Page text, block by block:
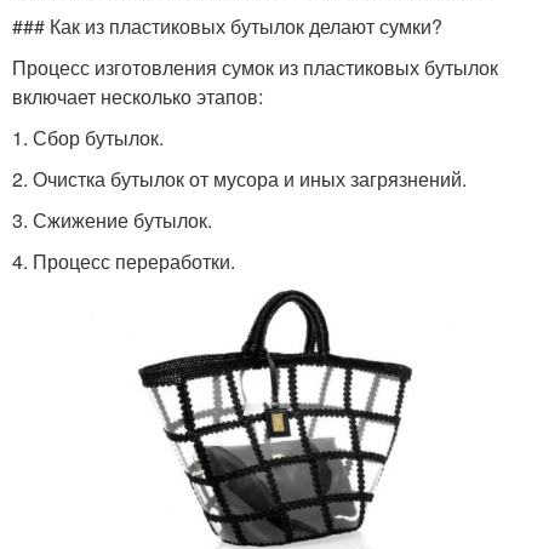
### Как из пластиковых бутылок делают сумки?
Процесс изготовления сумок из пластиковых бутылок
включает несколько этапов:
1. Сбор бутылок.
2. Очистка бутылок от мусора и иных загрязнений.
3. Сжижение бутылок.
4. Процесс переработки.